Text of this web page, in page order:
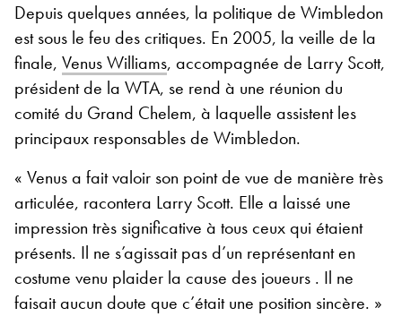
Depuis quelques années, la politique de Wimbledon
est sous le feu des critiques. En 2005, la veille de la
finale, Venus Williams, accompagnée de Larry Scott,
président de la WTA, se rend à une réunion du
comité du Grand Chelem, à laquelle assistent les
principaux responsables de Wimbledon.
« Venus a fait valoir son point de vue de manière très
articulée, racontera Larry Scott. Elle a laissé une
impression très significative à tous ceux qui étaient
présents. Il ne s’agissait pas d’un représentant en
costume venu plaider la cause des joueurs . Il ne
faisait aucun doute que c’était une position sincère. »